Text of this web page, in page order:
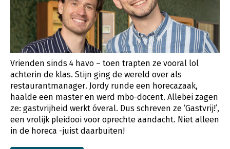
Vrienden sinds 4 havo – toen trapten ze vooral lol
achterin de klas. Stijn ging de wereld over als
restaurantmanager. Jordy runde een horecazaak,
haalde een master en werd mbo-docent. Allebei zagen
ze: gastvrijheid werkt óveral. Dus schreven ze ‘Gastvrij!’,
een vrolijk pleidooi voor oprechte aandacht. Niet alleen
in de horeca -juist daarbuiten!